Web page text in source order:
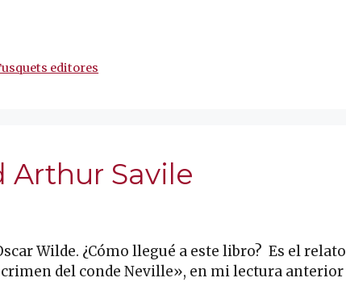
editores
Arthur Savile
Wilde. ¿Cómo llegué a este libro? Es el relato
del conde Neville», en mi lectura anterior